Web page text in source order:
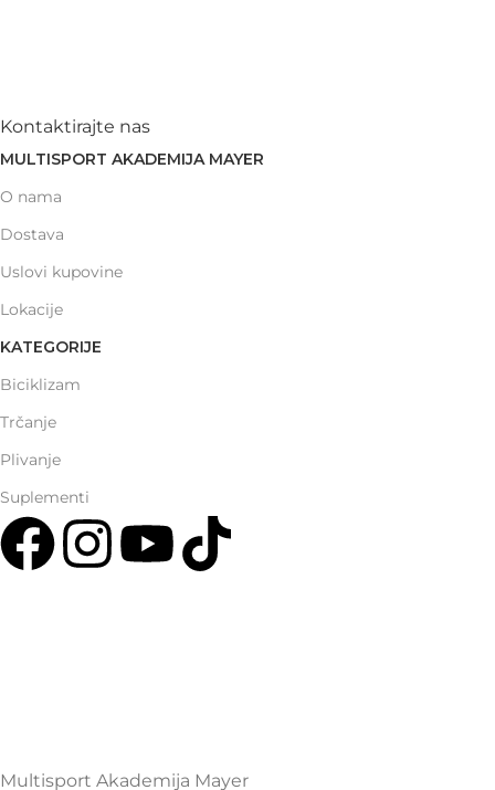
Kontaktirajte nas
MULTISPORT AKADEMIJA MAYER
O nama
Dostava
Uslovi kupovine
Lokacije
KATEGORIJE
Biciklizam
Trčanje
Plivanje
Suplementi
Multisport Akademija Mayer